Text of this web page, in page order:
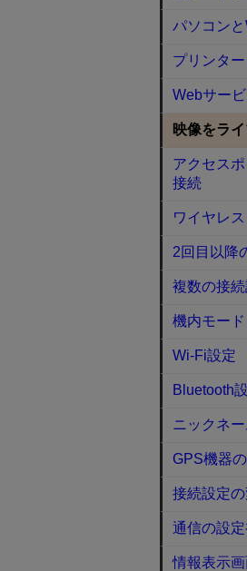
パソコン
プリンタ
Webサー
映像をラ
アクセス
接続
ワイヤレ
2回目以降
複数の接
機内モード
Wi-Fi設定
Bluetooth
ニックネー
GPS機器
接続設定
通信の設
情報表示画